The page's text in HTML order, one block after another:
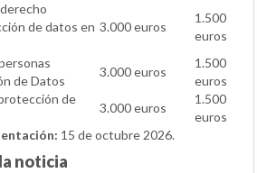
de datos en 3.000 euros
1.500
euros
de Datos
3.000 euros
1.500
euros
de
3.000 euros
1.500
euros
15 de octubre 2026.
noticia